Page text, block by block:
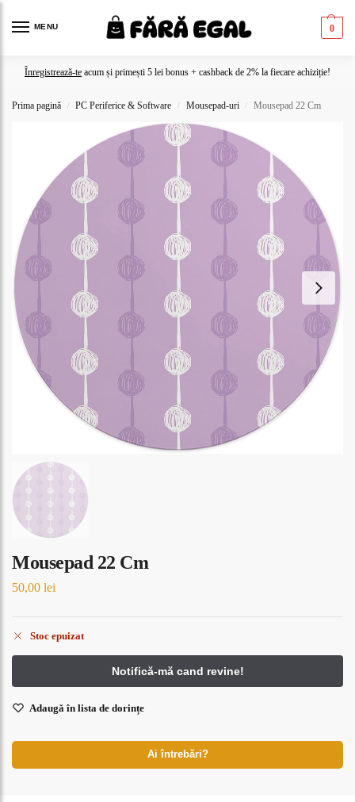
MENU 0
Înregistrează-te acum și primești 5 lei bonus + cashback de 2% la fiecare achiziție!
Prima pagină / PC Periferice & Software / Mousepad-uri / Mousepad 22 Cm
Mousepad 22 Cm
50,00 lei
Stoc epuizat
Adaugă în lista de dorințe
Ai întrebări?